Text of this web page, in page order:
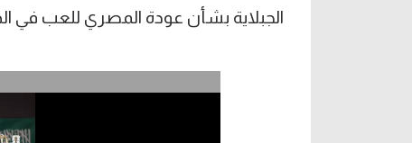
الجبلاية بشأن عودة المصري للعب في